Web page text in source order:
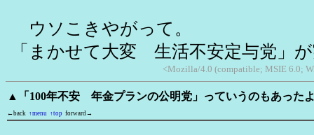
ウソこきやがって。
「まかせて大変 生活不安定与党」
<Mozilla/4.0 (compatible; MSIE 6.0;
▲「100年不安 年金プランの公明党」っていうのもあった
←back ↑menu ↑top forward→